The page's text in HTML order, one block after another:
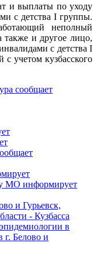
и выплаты по уходу
с детства I группы.
неполный
также и другое лицо,
с детства I
учетом кузбасского
сообщает
МО информирует
и Гурьевск,
- Кузбасса
в
г. Белово и